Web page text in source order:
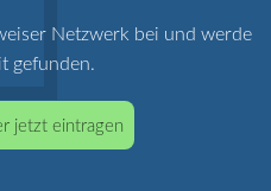
Netzwerk bei und werde
gefunden.
jetzt eintragen